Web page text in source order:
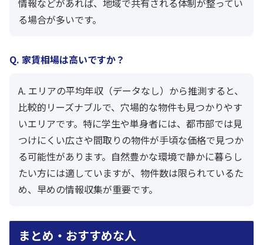
情報などがあれば、地域で共有される体制が整ってい
る場合が多いです。
Q. 家賃相場は高いですか？
A. エリアの平均年収（データなし）から推測すると、
比較的リーズナブルで、穴場的な物件も見つかりやす
いエリアです。特に学生や単身者には、都市部では見
つけにくい広さや間取りの物件が手頃な価格で見つか
る可能性があります。自然豊かな環境で静かに暮らし
たい方には適していますが、物件数は限られているた
め、早めの情報収集が重要です。
まとめ・おすすめな人